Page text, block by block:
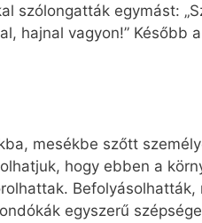
szólongatták egymást:
hajnal vagyon!” Később
mesékbe szőtt
hogy ebben a
egyszerű